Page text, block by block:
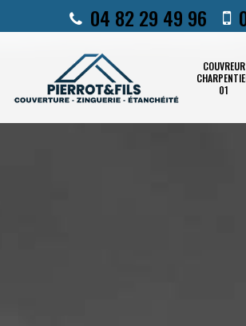
04 82 29 49 96
COUVREUR
01